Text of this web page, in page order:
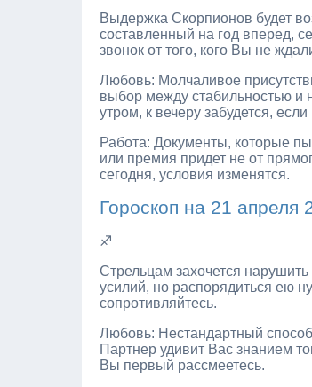
Выдержка Скорпионов будет
составленный на год вперед,
звонок от того, кого Вы не
Любовь: Молчаливое
выбор между стабильностью и
утром, к вечеру забудется,
Работа: Документы, которые
или премия придет не от
сегодня, условия изменятся.
Гороскоп на 21 апреля
♐
Стрельцам захочется
усилий, но распорядиться ею
сопротивляйтесь.
Любовь: Нестандартный
Партнер удивит Вас знанием
Вы первый рассмеетесь.